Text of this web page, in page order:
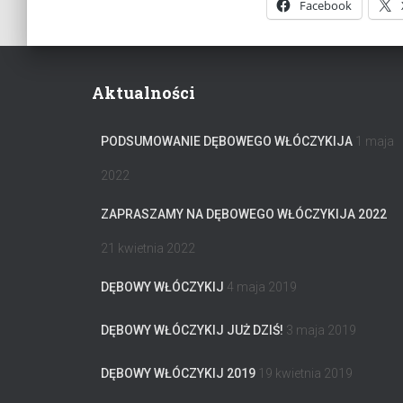
Facebook
Aktualności
PODSUMOWANIE DĘBOWEGO WŁÓCZYKIJA 1 maja
2022
ZAPRASZAMY NA DĘBOWEGO WŁÓCZYKIJA 2022
21 kwietnia 2022
DĘBOWY WŁÓCZYKIJ 4 maja 2019
DĘBOWY WŁÓCZYKIJ JUŻ DZIŚ! 3 maja 2019
DĘBOWY WŁÓCZYKIJ 2019 19 kwietnia 2019